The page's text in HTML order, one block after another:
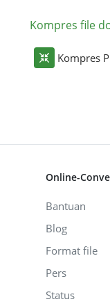
Kompres file
Kompres
Online-
Bantuan
Blog
Format file
Pers
Status